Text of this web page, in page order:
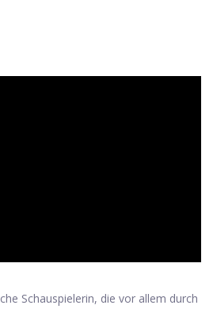
Schauspielerin, die vor allem durch